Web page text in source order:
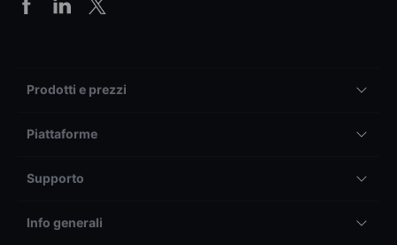
Prodotti e prezzi
Piattaforme
Supporto
Info generali